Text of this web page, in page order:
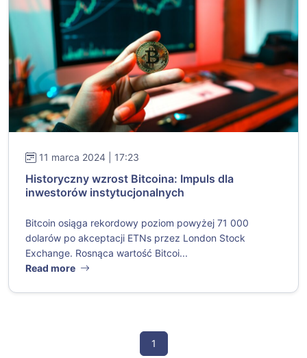
11 marca 2024 | 17:23
Historyczny wzrost Bitcoina: Impuls dla
inwestorów instytucjonalnych
Bitcoin osiąga rekordowy poziom powyżej 71 000
dolarów po akceptacji ETNs przez London Stock
Exchange. Rosnąca wartość Bitcoi...
Read more
1